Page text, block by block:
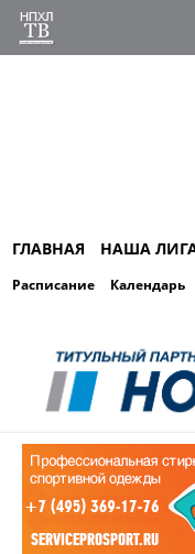
ГЛАВНАЯ НАША
Расписание Календарь